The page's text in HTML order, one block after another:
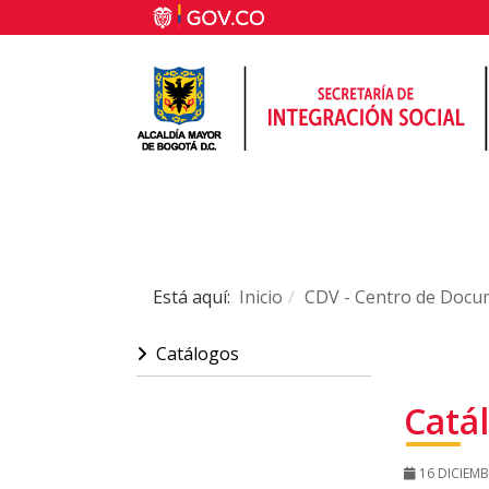
Está aquí: Inicio CDV - Centro de
MENÚ CDV
Catálogos
16